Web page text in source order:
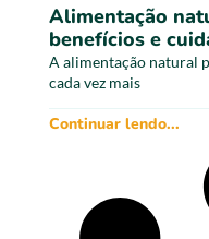
Alimentação
benefícios e
A alimentação natural
cada vez mais
Continuar lendo...